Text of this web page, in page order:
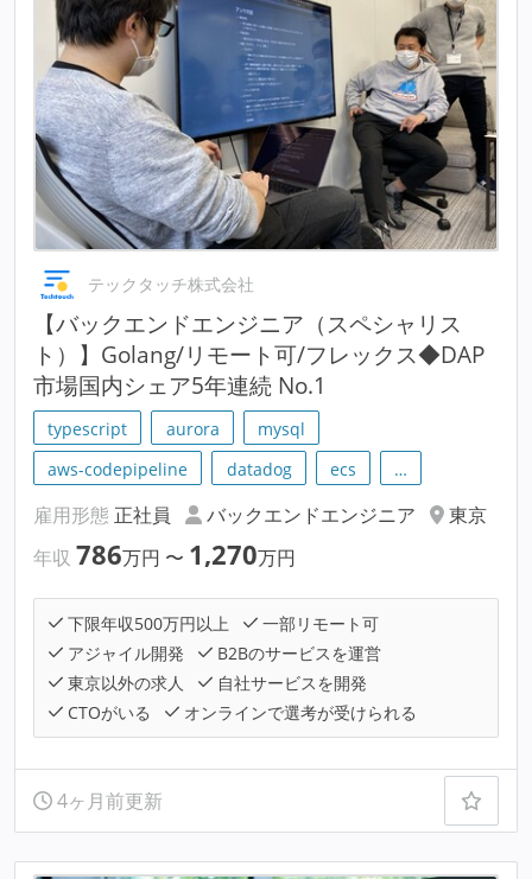
テックタッチ株式会社
【バックエンドエンジニア（スペシャリス
ト）】Golang/リモート可/フレックス◆DAP
市場国内シェア5年連続 No.1
typescript aurora
mysql
aws-codepipeline
datadog ecs …
雇用形態 正社員 バックエンドエンジニア
東京
年収 786万円 〜 1,270万円
下限年収500万円以上
一部リモート可
アジャイル開発
B2Bのサービスを運営
東京以外の求人
自社サービスを開発
CTOがいる
オンラインで選考が受けられる
4ヶ月前更新